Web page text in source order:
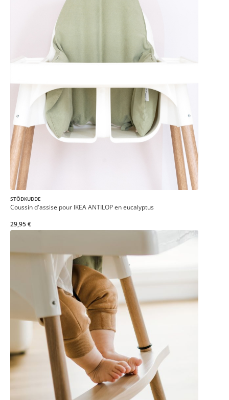
STÖDKUDDE
Coussin d'assise pour IKEA ANTILOP en eucalyptus
29,95 €